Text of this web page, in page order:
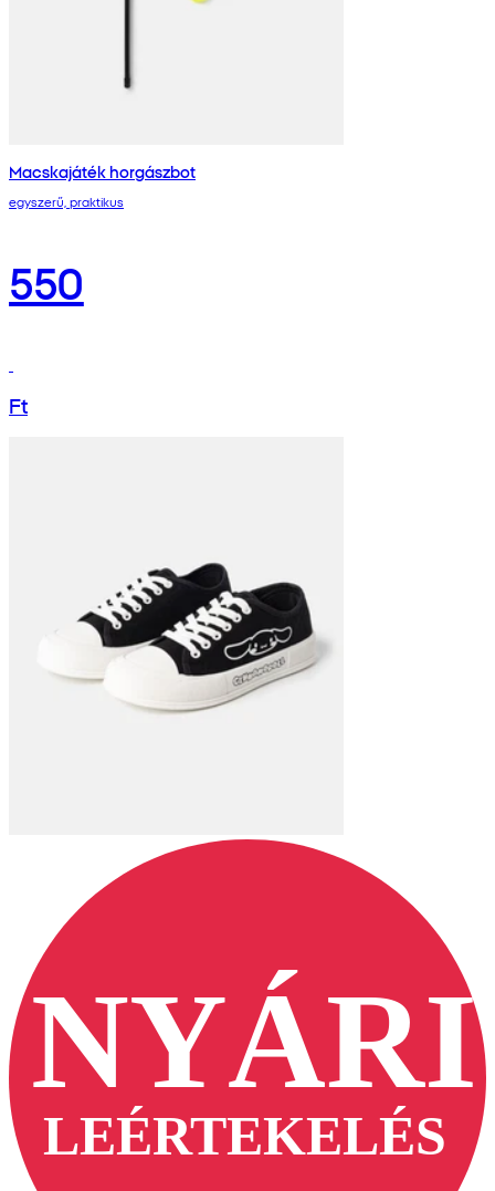
Macskajáték horgászbot
egyszerű, praktikus
550
Ft